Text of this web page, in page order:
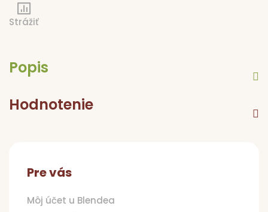
Strážiť
Popis
Hodnotenie
Pre vás
Môj účet u Blendea